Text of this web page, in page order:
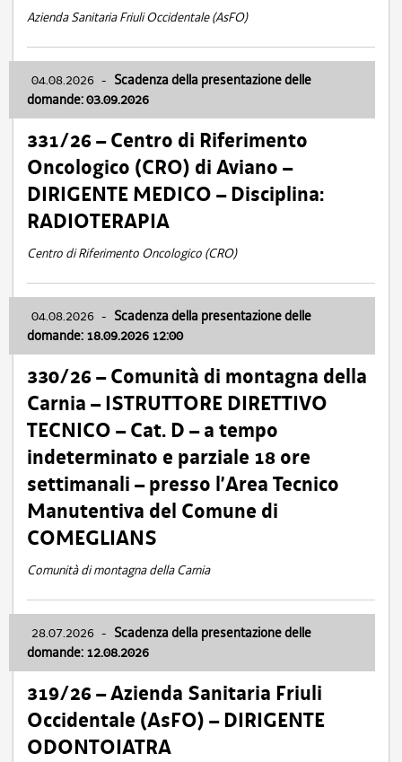
Azienda Sanitaria Friuli Occidentale (AsFO)
04.08.2026 - Scadenza della presentazione delle
domande: 03.09.2026
331/26 – Centro di Riferimento
Oncologico (CRO) di Aviano –
DIRIGENTE MEDICO – Disciplina:
RADIOTERAPIA
Centro di Riferimento Oncologico (CRO)
04.08.2026 - Scadenza della presentazione delle
domande: 18.09.2026 12:00
330/26 – Comunità di montagna della
Carnia – ISTRUTTORE DIRETTIVO
TECNICO – Cat. D – a tempo
indeterminato e parziale 18 ore
settimanali – presso l’Area Tecnico
Manutentiva del Comune di
COMEGLIANS
Comunità di montagna della Carnia
28.07.2026 - Scadenza della presentazione delle
domande: 12.08.2026
319/26 – Azienda Sanitaria Friuli
Occidentale (AsFO) – DIRIGENTE
ODONTOIATRA